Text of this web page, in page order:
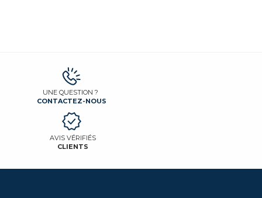
UNE QUESTION ?
CONTACTEZ-NOUS
AVIS VÉRIFIÉS
CLIENTS